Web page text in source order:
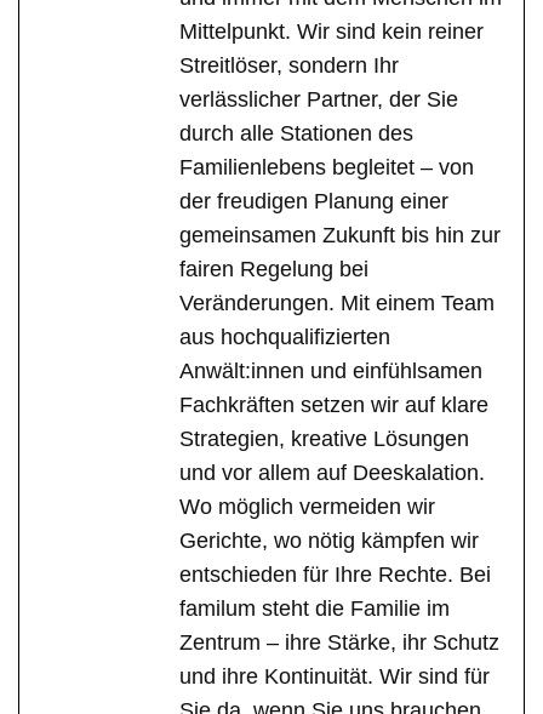
Mittelpunkt. Wir sind kein reiner
Streitlöser, sondern Ihr
verlässlicher Partner, der Sie
durch alle Stationen des
Familienlebens begleitet – von
der freudigen Planung einer
gemeinsamen Zukunft bis hin zur
fairen Regelung bei
Veränderungen. Mit einem Team
aus hochqualifizierten
Anwält:innen und einfühlsamen
Fachkräften setzen wir auf klare
Strategien, kreative Lösungen
und vor allem auf Deeskalation.
Wo möglich vermeiden wir
Gerichte, wo nötig kämpfen wir
entschieden für Ihre Rechte. Bei
familum steht die Familie im
Zentrum – ihre Stärke, ihr Schutz
und ihre Kontinuität. Wir sind für